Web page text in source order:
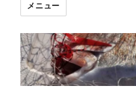
メニュー